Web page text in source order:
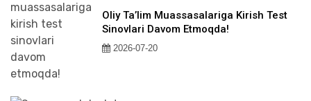
Oliy Ta’lim Muassasalariga Kirish Test
Sinovlari Davom Etmoqda!
2026-07-20